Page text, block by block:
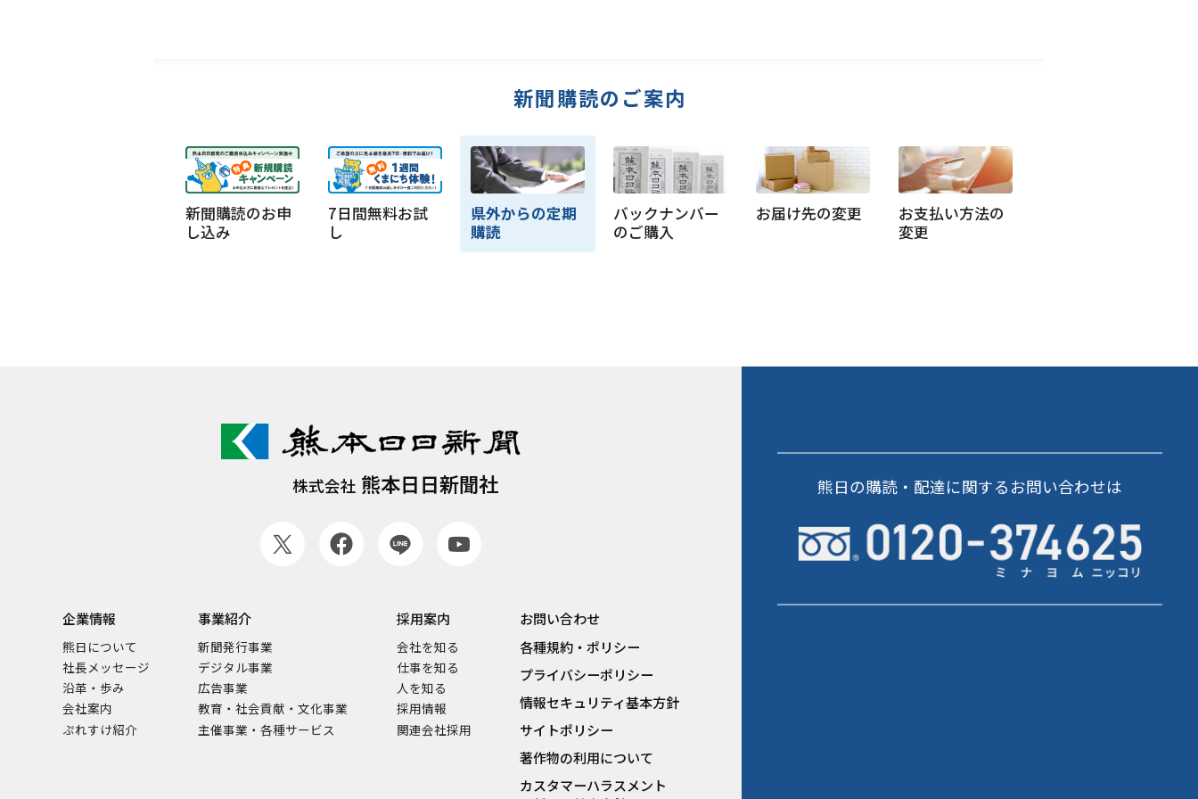
新聞購読のご案内
新聞購読のお申
し込み
7日間無料お試
し
県外からの定期
購読
バックナンバー
のご購入
お届け先の変更
お支払い方法の
変更
株式会社 熊本日日新聞社
企業情報
熊日について
社長メッセージ
沿革・歩み
会社案内
ぷれすけ紹介
事業紹介
新聞発行事業
デジタル事業
広告事業
教育・社会貢献・文化事業
主催事業・各種サービス
採用案内
会社を知る
仕事を知る
人を知る
採用情報
関連会社採用
お問い合わせ
各種規約・ポリシー
プライバシーポリシー
情報セキュリティ基本方針
サイトポリシー
著作物の利用について
カスタマーハラスメント
熊日の購読・配達に関するお問い合わせは